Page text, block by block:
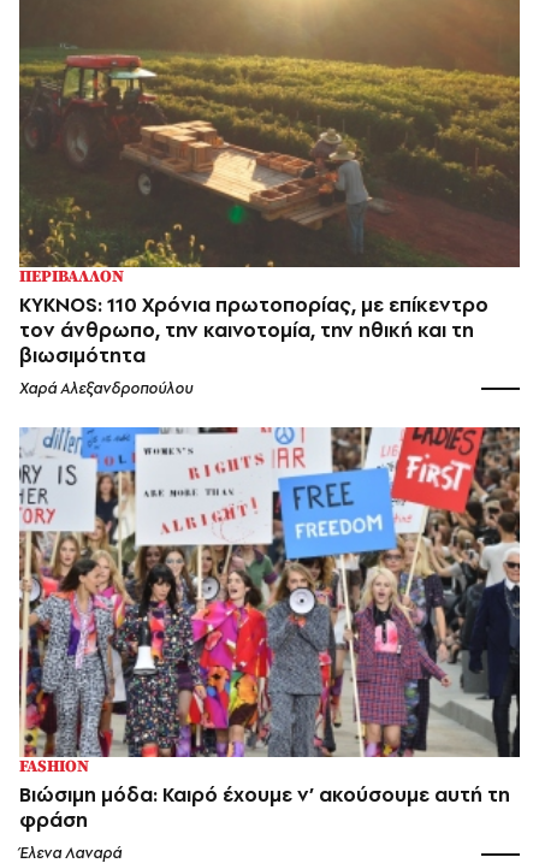
ΠΕΡΙΒΑΛΛΟΝ
KYKNOS: 110 Χρόνια πρωτοπορίας, με επίκεντρο
τον άνθρωπο, την καινοτομία, την ηθική και τη
βιωσιμότητα
Χαρά Αλεξανδροπούλου
FASHION
Βιώσιμη μόδα: Καιρό έχουμε ν’ ακούσουμε αυτή τη
φράση
Έλενα Λαναρά